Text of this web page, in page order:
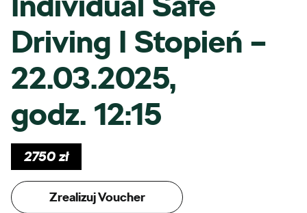
Driving I Stopień –
22.03.2025,
godz. 12:15
2750zł
Zrealizuj Voucher